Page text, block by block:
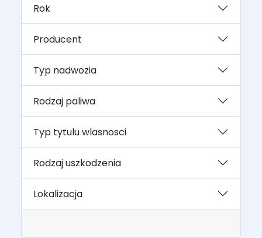
Rok
Producent
Typ nadwozia
Rodzaj paliwa
Typ tytulu wlasnosci
Rodzaj uszkodzenia
Lokalizacja